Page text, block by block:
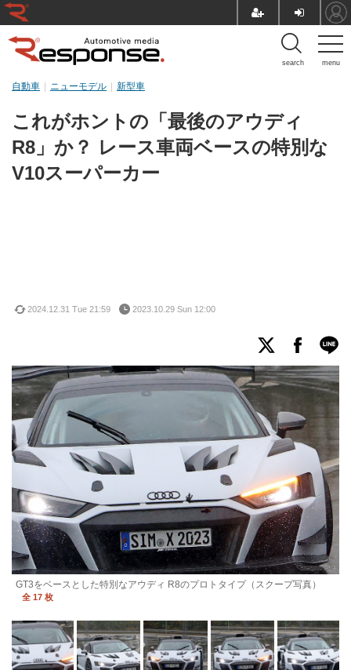
menu
search
これがホントの「最後のアウディ
R8」か？ レース車両ベースの特別な
V10スーパーカー
自動車 ニューモデル 新型車
2024.12.31 Tue 21:59 2023.10.29 Sun 12:00
GT3をベースとした特別なアウディ R8のプロトタイプ（スクープ写真）
全 17 枚